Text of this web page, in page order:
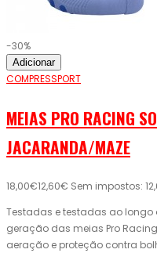
-30%
Adicionar
COMPRESSPORT
MEIAS PRO RACING
JACARANDA/MAZE
18,00€12,60€ Sem impostos:
Testadas e testadas ao longo
geração das meias Pro
aeração e proteção contra